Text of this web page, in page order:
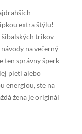
extra štýlu!
šibalských trikov
na večerný
ten správny šperk
pleti alebo
energiou, ste na
žena je originál